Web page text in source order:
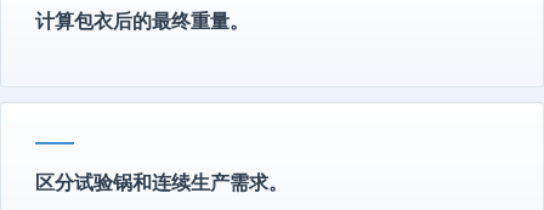
计算包衣后的最终重量。
区分试验锅和连续生产需求。